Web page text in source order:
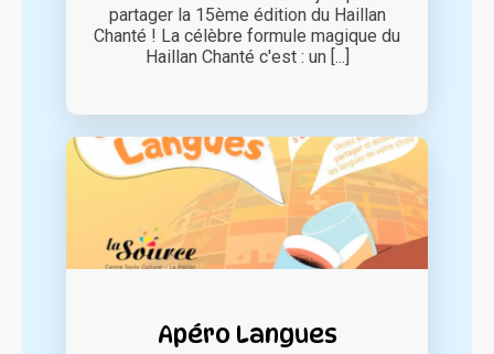
partager la 15ème édition du Haillan
Chanté ! La célèbre formule magique du
Haillan Chanté c'est : un [...]
Apéro Langues